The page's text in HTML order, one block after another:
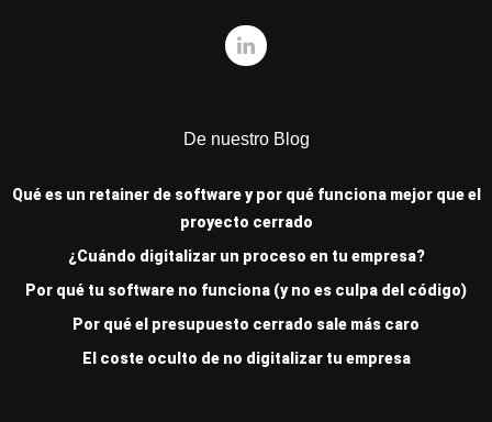
De nuestro Blog
Qué es un retainer de software y por qué funciona mejor que el
proyecto cerrado
¿Cuándo digitalizar un proceso en tu empresa?
Por qué tu software no funciona (y no es culpa del código)
Por qué el presupuesto cerrado sale más caro
El coste oculto de no digitalizar tu empresa